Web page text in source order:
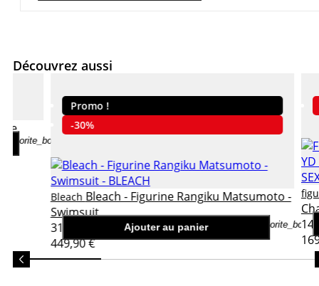
Découvrez aussi
favorite_border
Promo !
-30%
Ajouter au panier favorite_border
Bleach Bleach - Figurine Rangiku Matsumoto -
Swimsuit
314,93 €
449,90 €